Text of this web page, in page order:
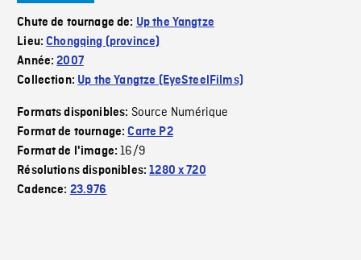
Chute de tournage de: Up the Yangtze
Lieu:Chongqing (province)
Année:2007
Collection: Up the Yangtze (EyeSteelFilms)
Formats disponibles: Source Numérique
Format de tournage:Carte P2
Format de l'image:16/9
Résolutions disponibles:1280 x 720
Cadence: 23.976